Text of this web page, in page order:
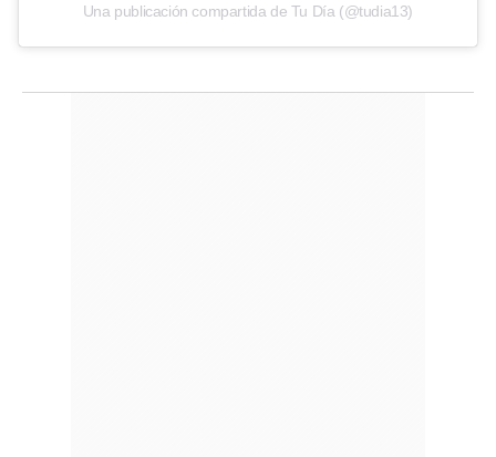
Una publicación compartida de Tu Día (@tudia13)